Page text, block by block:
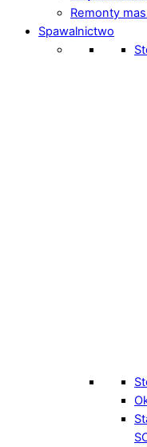
Remonty
Spawalnictwo